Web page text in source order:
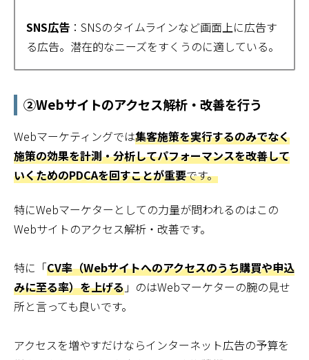
SNS広告 ：SNSのタイムラインなど画面上に広告す
る広告。潜在的なニーズをすくうのに適している。
②Webサイトのアクセス解析・改善を行う
Webマーケティングでは集客施策を実行するのみでなく
施策の効果を計測・分析してパフォーマンスを改善して
いくためのPDCAを回すことが重要です。
特にWebマーケターとしての力量が問われるのはこの
Webサイトのアクセス解析・改善です。
特に「CV率（Webサイトへのアクセスのうち購買や申込
みに至る率）を上げる 」のはWebマーケターの腕の見せ
所と言っても良いです。
アクセスを増やすだけならインターネット広告の予算を